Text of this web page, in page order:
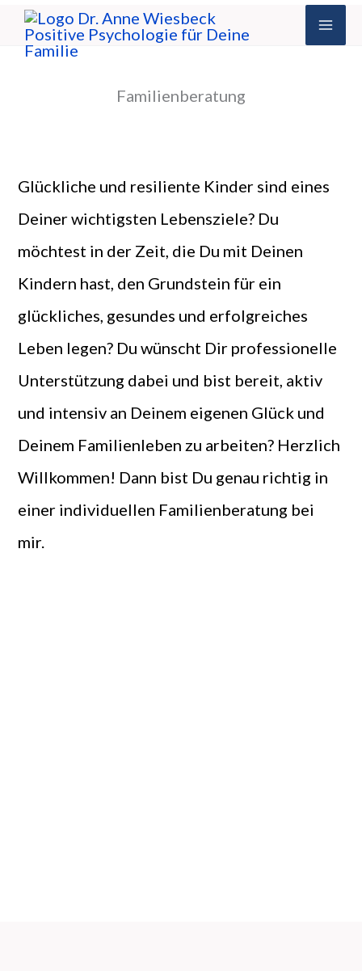
Zum
Inhalt
Familienberatung
Glückliche und resiliente Kinder sind eines
Deiner wichtigsten Lebensziele? Du
möchtest in der Zeit, die Du mit Deinen
Kindern hast, den Grundstein für ein
glückliches, gesundes und erfolgreiches
Leben legen? Du wünscht Dir professionelle
Unterstützung dabei und bist bereit, aktiv
und intensiv an Deinem eigenen Glück und
Deinem Familienleben zu arbeiten? Herzlich
Willkommen! Dann bist Du genau richtig in
einer individuellen Familienberatung bei
mir.